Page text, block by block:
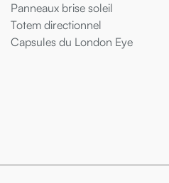
Panneaux brise soleil
Totem directionnel
Capsules du London Eye